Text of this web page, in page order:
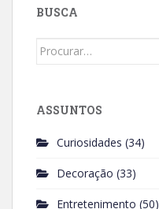
o
BUSCA
Search
ASSUNTOS
Curiosidades (34)
Decoração (33)
Entretenimento (50)